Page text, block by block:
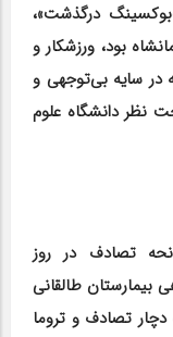
درگذشت»،
بود، ورزشکار و
در سایه بی‌توجهی و
نظر دانشگاه علوم
تصادف در روز
بیمارستان طالقانی
دچار تصادف و تروما